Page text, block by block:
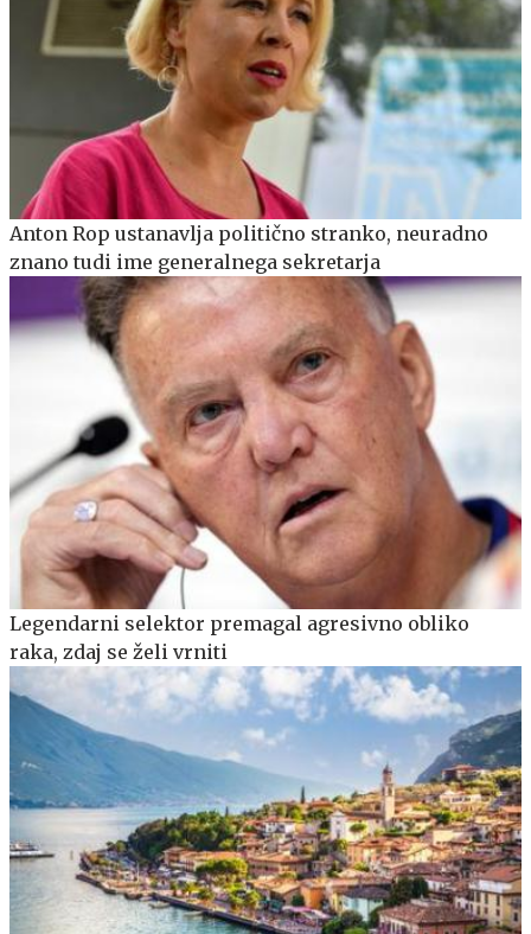
Anton Rop ustanavlja politično stranko, neuradno
znano tudi ime generalnega sekretarja
Legendarni selektor premagal agresivno obliko
raka, zdaj se želi vrniti